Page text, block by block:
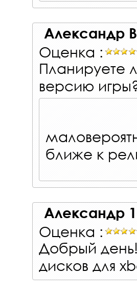
Александр
Оценка :
Планируете
версию
ближе к
Александр
Оценка :
Добрый
дисков для